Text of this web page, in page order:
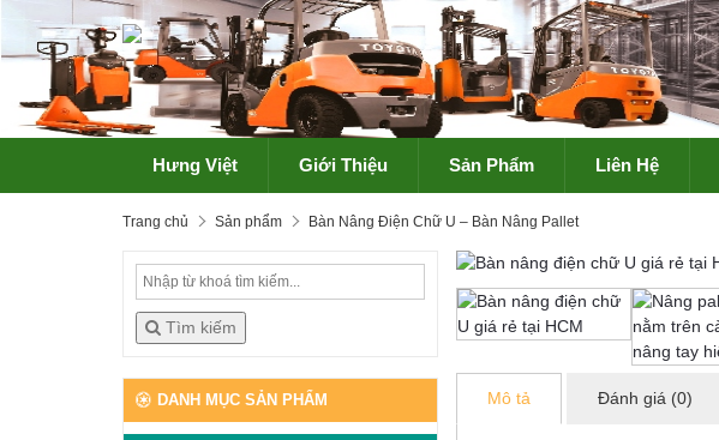
Hưng Việt Giới Thiệu Sản Phẩm Liên Hệ
Trang chủ Sản phẩm Bàn Nâng Điện Chữ U – Bàn Nâng Pallet
Mô tả Đánh giá (0)
Tìm kiếm
DANH MỤC SẢN PHẨM